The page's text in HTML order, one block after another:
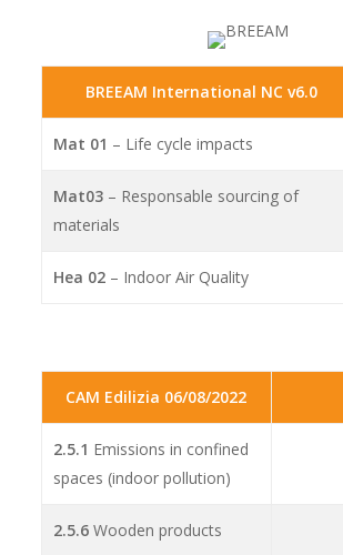
BREEAM International NC v6.0
Mat 01 – Life cycle impacts
Mat03 – Responsable sourcing of
materials
Hea 02 – Indoor Air Quality
CAM Edilizia 06/08/2022
2.5.1 Emissions in confined
spaces (indoor pollution)
2.5.6 Wooden products